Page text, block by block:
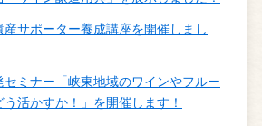
サポーター養成講座を開催しまし
セミナー「峡東地域のワインやフルー
活かすか！」を開催します！